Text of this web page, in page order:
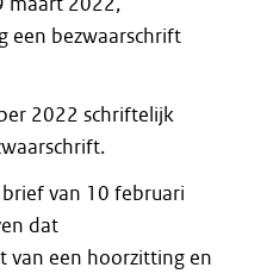
een bezwaarschrift
2022 schriftelijk
van 10 februari
dat
van een hoorzitting en